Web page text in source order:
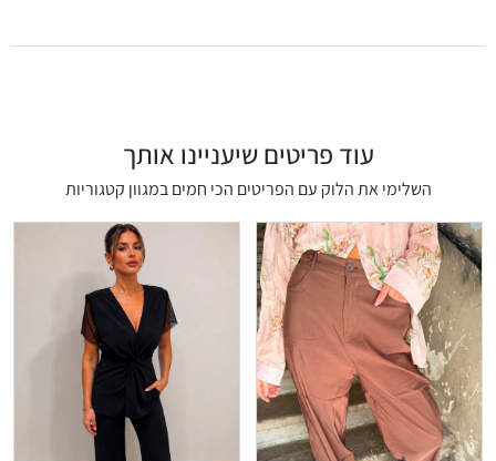
עוד פריטים שיעניינו אותך
השלימי את הלוק עם הפריטים הכי חמים במגוון קטגוריות